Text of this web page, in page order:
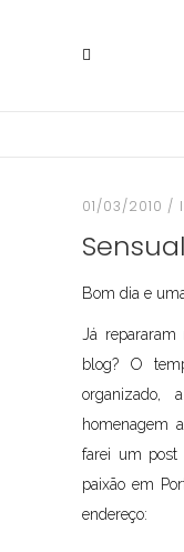
01/03/2010
Bom dia e
Já
blog? O
homenagem
farei um
paixão em
endereço: